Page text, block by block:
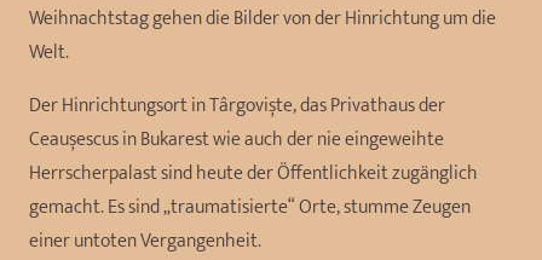
Weihnachtstag gehen die Bilder von der Hinrichtung um die
Welt.
Der Hinrichtungsort in Târgoviște, das Privathaus der
Ceaușescus in Bukarest wie auch der nie eingeweihte
Herrscherpalast sind heute der Öffentlichkeit zugänglich
gemacht. Es sind „traumatisierte“ Orte, stumme Zeugen
einer untoten Vergangenheit.